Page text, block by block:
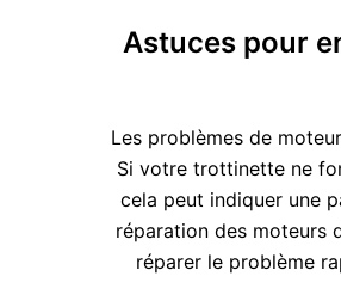
Astuces pour
Les problèmes de
Si votre trottinette ne
cela peut indiquer une
réparation des moteurs
réparer le problème